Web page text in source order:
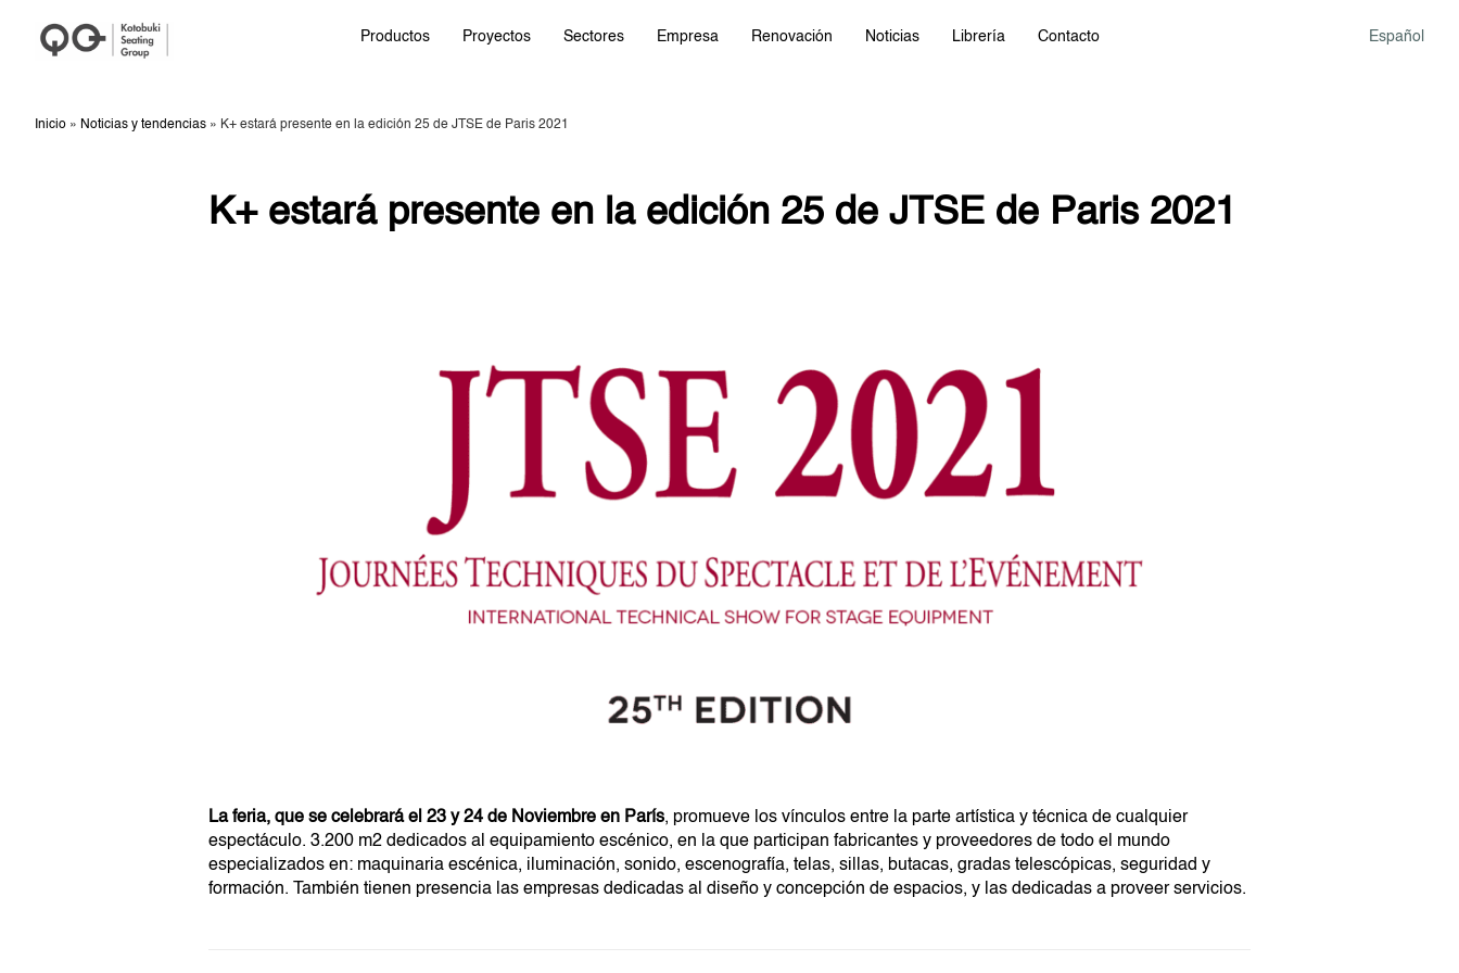
Productos Proyectos Sectores Empresa Renovación Noticias Librería Contacto Español
Inicio » Noticias y tendencias » K+ estará presente en la edición 25 de JTSE de Paris 2021
K+ estará presente en la edición 25 de JTSE de Paris 2021
La feria, que se celebrará el 23 y 24 de Noviembre en París, promueve los vínculos entre la parte artística y técnica de cualquier
espectáculo. 3.200 m2 dedicados al equipamiento escénico, en la que participan fabricantes y proveedores de todo el mundo
especializados en: maquinaria escénica, iluminación, sonido, escenografía, telas, sillas, butacas, gradas telescópicas, seguridad y
formación. También tienen presencia las empresas dedicadas al diseño y concepción de espacios, y las dedicadas a proveer servicios.